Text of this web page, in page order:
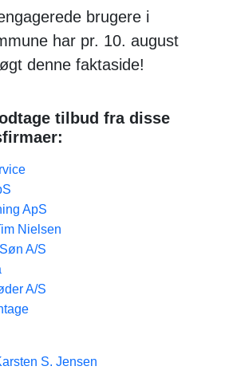
brugere i
har pr. 10. august
denne faktaside!
tilbud fra disse
ApS
Nielsen
A/S
A/S
S. Jensen